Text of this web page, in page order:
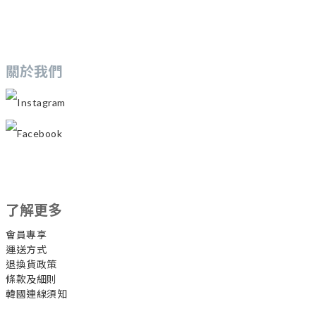
關於我們
Instagram
Facebook
了解更多
會員專享
運送方式
退換貨政策
條款及細則
韓國連線須知